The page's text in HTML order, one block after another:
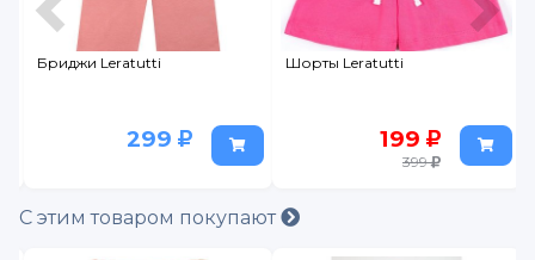
Бриджи Leratutti
299
Шорты Leratutti
199
399
С этим товаром покупают